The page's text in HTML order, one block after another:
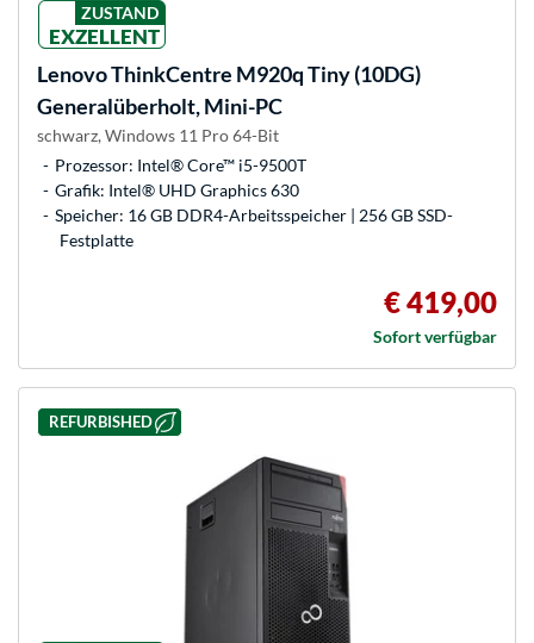
ZUSTAND
EXZELLENT
LenovoThinkCentre M920q Tiny (10DG)
Generalüberholt, Mini-PC
schwarz, Windows 11 Pro 64-Bit
Prozessor: Intel® Core™ i5-9500T
Grafik: Intel® UHD Graphics 630
Speicher: 16 GB DDR4-Arbeitsspeicher | 256 GB SSD-
Festplatte
€ 419,00
Sofort verfügbar
REFURBISHED